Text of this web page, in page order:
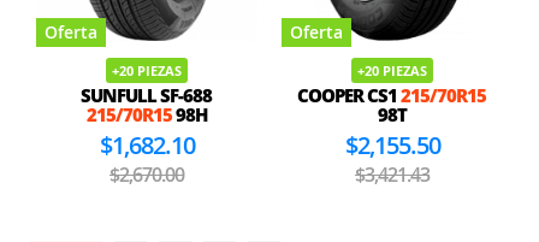
Oferta
+20 PIEZAS
SUNFULL SF-688
215/70R1598H
$1,682.10
$2,670.00
Oferta
+20 PIEZAS
COOPER CS1 215/70R15
98T
$2,155.50
$3,421.43